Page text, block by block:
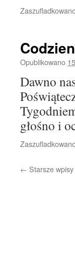
Opublikowano
Dawno
głośno i
← Starsze wpisy